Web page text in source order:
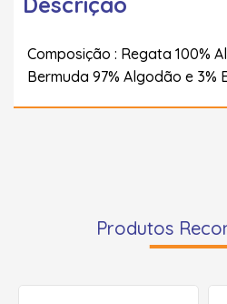
Composição : Regata 100%
Bermuda 97% Algodão e 3%
Produtos